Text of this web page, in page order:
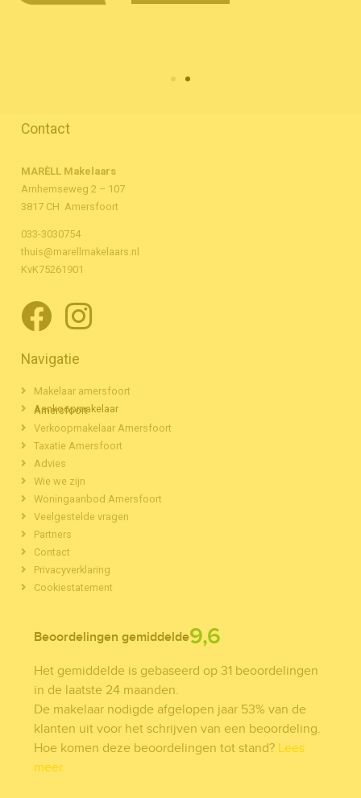
Contact
MARÈLL Makelaars
Arnhemseweg 2 – 107
3817 CH Amersfoort
033-3030754
thuis@marellmakelaars.nl
KvK75261901
Navigatie
Makelaar amersfoort
Aankoopmakelaar Amersfoort
Verkoopmakelaar Amersfoort
Taxatie Amersfoort
Advies
Wie we zijn
Woningaanbod Amersfoort
Veelgestelde vragen
Partners
Contact
Privacyverklaring
Cookiestatement